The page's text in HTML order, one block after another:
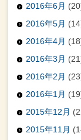
2016年6月
2016年5月
2016年4月
2016年3月
2016年2月
2016年1月
2015年12月
2015年11月